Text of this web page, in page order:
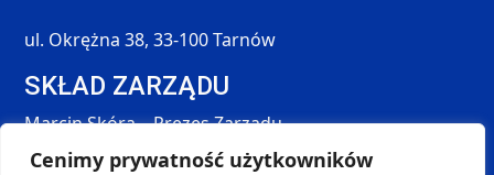
Cenimy prywatność użytkowników
ul. Okrężna 38, 33-100 Tarnów
SKŁAD ZARZĄDU
Marcin Skóra – Prezes Zarządu
Maciej Hołda – Członek Zarządu